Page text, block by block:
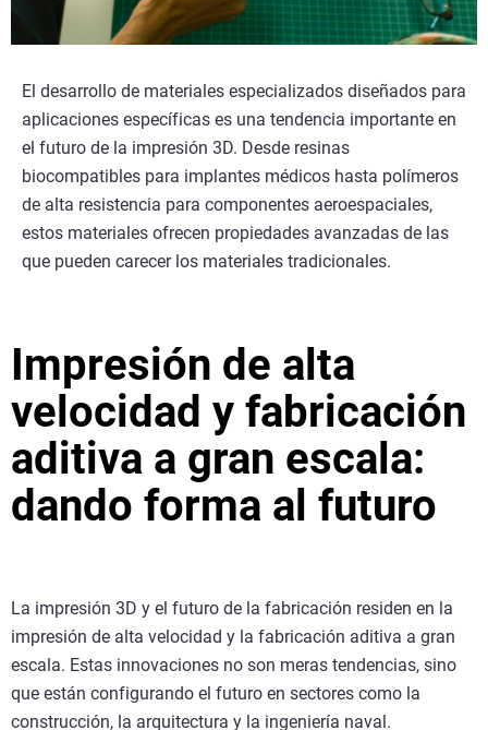
El desarrollo de materiales especializados diseñados para
aplicaciones específicas es una tendencia importante en
el futuro de la impresión 3D. Desde resinas
biocompatibles para implantes médicos hasta polímeros
de alta resistencia para componentes aeroespaciales,
estos materiales ofrecen propiedades avanzadas de las
que pueden carecer los materiales tradicionales.
Impresión de alta
velocidad y fabricación
aditiva a gran escala:
dando forma al futuro
La impresión 3D y el futuro de la fabricación residen en la
impresión de alta velocidad y la fabricación aditiva a gran
escala. Estas innovaciones no son meras tendencias, sino
que están configurando el futuro en sectores como la
construcción, la arquitectura y la ingeniería naval.